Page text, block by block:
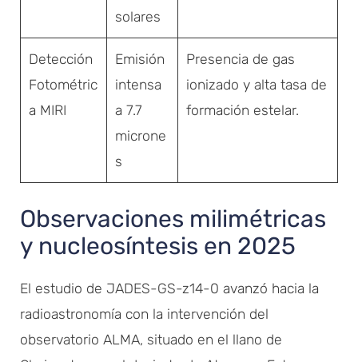
solares
Detección
Fotométric
a MIRI
Emisión
intensa
a 7.7
microne
s
Presencia de gas
ionizado y alta tasa de
formación estelar.
Observaciones milimétricas
y nucleosíntesis en 2025
El estudio de JADES-GS-z14-0 avanzó hacia la
radioastronomía con la intervención del
observatorio ALMA, situado en el llano de